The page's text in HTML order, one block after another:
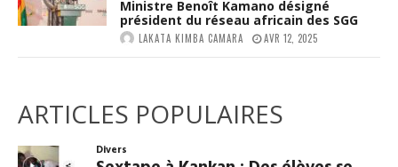
Ministre Benoît Kamano désigné
président du réseau africain des SGG
LAKATA KIMBA CAMARA AVR 12, 2025
ARTICLES POPULAIRES